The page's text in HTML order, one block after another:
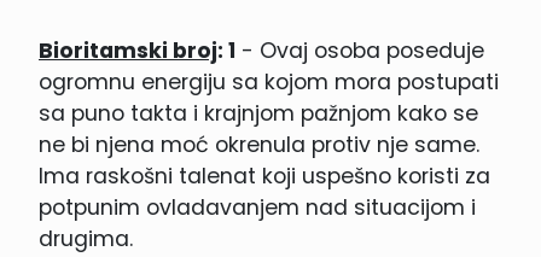
Bioritamski broj: 1 - Ovaj osoba poseduje
ogromnu energiju sa kojom mora postupati
sa puno takta i krajnjom pažnjom kako se
ne bi njena moć okrenula protiv nje same.
Ima raskošni talenat koji uspešno koristi za
potpunim ovladavanjem nad situacijom i
drugima.